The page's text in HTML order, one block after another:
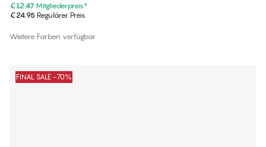
€12.47 Mitgliederpreis*
€24.95 Regulärer Preis
Weitere Farben verfügbar
FINAL SALE -70%